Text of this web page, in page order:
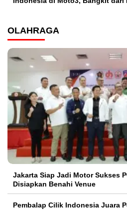
OLAHRAGA
Jakarta Siap Jadi Motor Sukses
Disiapkan Benahi Venue
Pembalap Cilik Indonesia Juara